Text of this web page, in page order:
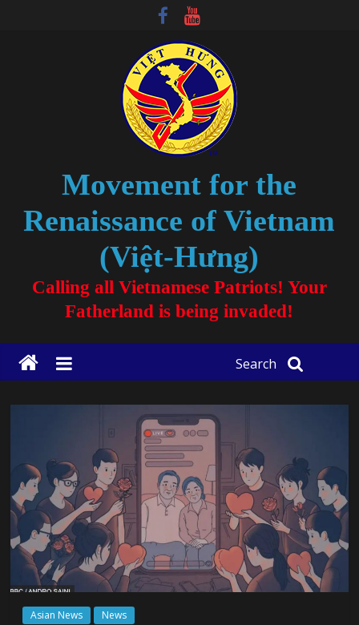
Movement for the
Renaissance of Vietnam
(Việt-Hưng)
Calling all Vietnamese Patriots! Your
Fatherland is being invaded!
Search
Asian News News